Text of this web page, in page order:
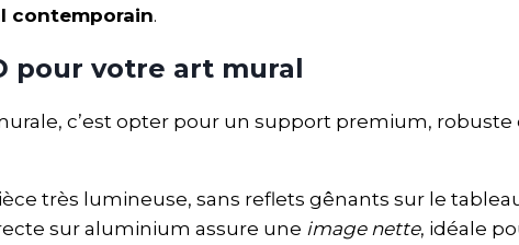
contemporain.
pour votre art mural
c’est opter pour un support premium, robuste
très lumineuse, sans reflets gênants sur le
sur aluminium assure une image nette, idéale